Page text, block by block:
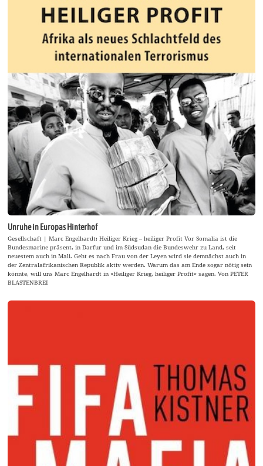
Unruhe in Europas Hinterhof
Gesellschaft | Marc Engelhardt: Heiliger Krieg – heiliger Profit Vor Somalia ist die
Bundesmarine präsent, in Darfur und im Südsudan die Bundeswehr zu Land, seit
neuestem auch in Mali. Geht es nach Frau von der Leyen wird sie demnächst auch in
der Zentralafrikanischen Republik aktiv werden. Warum das am Ende sogar nötig sein
könnte, will uns Marc Engelhardt in »Heiliger Krieg, heiliger Profit« sagen. Von PETER
BLASTENBREI